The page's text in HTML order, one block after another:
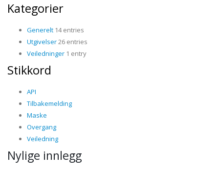
Kategorier
Generelt 14 entries
Utgivelser26 entries
Veiledninger 1 entry
Stikkord
API
Tilbakemelding
Maske
Overgang
Veiledning
Nylige innlegg